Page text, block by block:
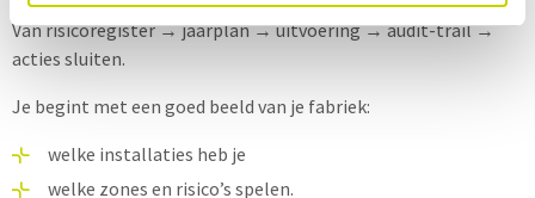
Van risicoregister → jaarplan → uitvoering → audit-trail →
acties sluiten.
Je begint met een goed beeld van je fabriek:
welke installaties heb je
welke zones en risico’s spelen.